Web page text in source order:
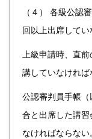
（４） 各級公認
回以上出席してい
上級申請時、直
講していなければ
公認審判員手帳
合と出席した講
なければならない